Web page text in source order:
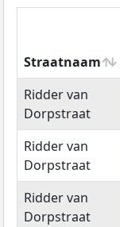
Straatnaam
Straatnaam
Ridder van
Dorpstraat
Ridder van
Dorpstraat
Ridder van
Dorpstraat